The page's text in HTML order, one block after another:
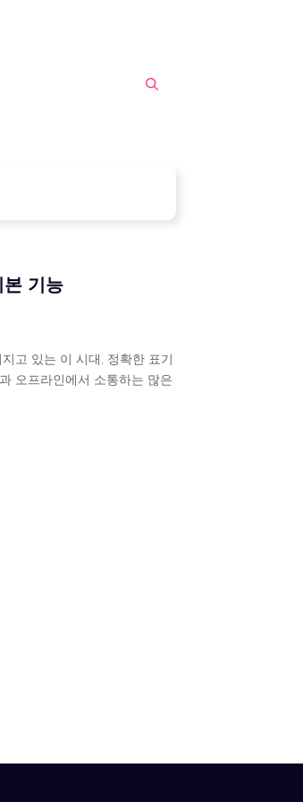
기능
고 있는 이 시대, 정확한 표기
오프라인에서 소통하는 많은